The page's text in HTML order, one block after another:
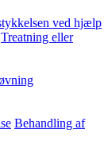
ved hjælp
Treatning eller
Behandling af